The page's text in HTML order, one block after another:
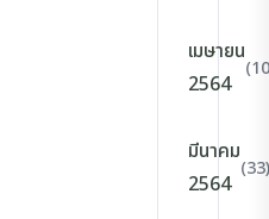
เมษายน
2564
มีนาคม
2564
(33)